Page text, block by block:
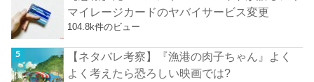
マイレージカードのヤバイサービス変更
104.8k件のビュー
【ネタバレ考察】『漁港の肉子ちゃん』よく
よく考えたら恐ろしい映画では?